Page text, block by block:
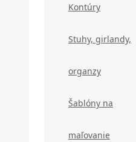
Kontúry
Stuhy, girlandy,
organzy
Šablóny na
maľovanie